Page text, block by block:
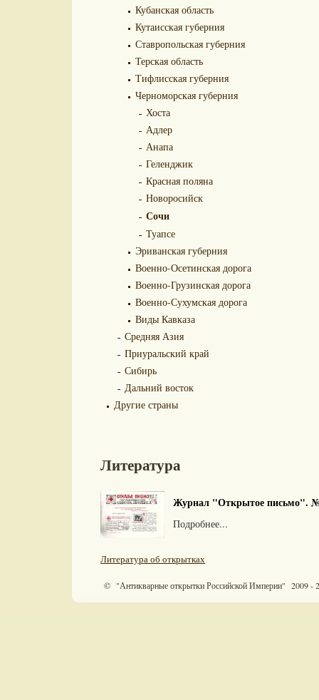
Кубанская область
Кутаисская губерния
Ставропольская губерния
Терская область
Тифлисская губерния
Черноморская губерния
Хоста
Адлер
Анапа
Геленджик
Красная поляна
Новоросийск
Сочи
Туапсе
Эриванская губерния
Военно-Осетинская дорога
Военно-Грузинская дорога
Военно-Сухумская дорога
Виды Кавказа
Средняя Азия
Приуральский край
Сибирь
Дальний восток
Другие страны
Литература
Журнал "Открытое письмо".
Подробнее...
Литература об открытках
© "Антикварные открытки Российской Империи" 2009 -